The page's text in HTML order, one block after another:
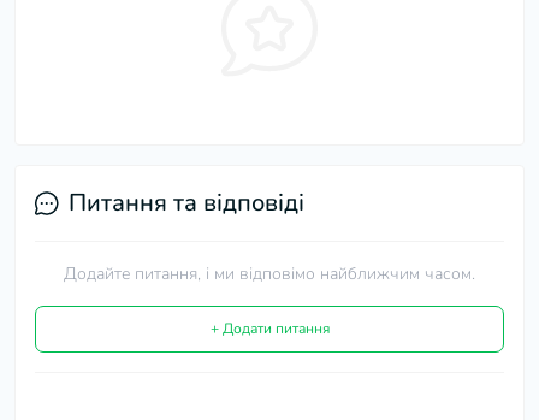
Питання та відповіді
Додайте питання, і ми відповімо найближчим часом.
+ Додати питання